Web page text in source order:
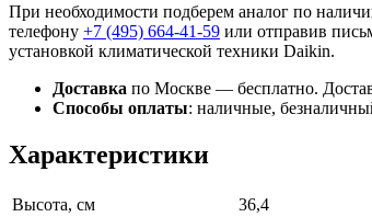
При необходимости подберем аналог по
телефону +7 (495) 664-41-59 или отправив
установкой климатической техники Daikin.
Доставка по Москве — бесплатно.
Способы оплаты: наличные,
Характеристики
Высота, см
36,4